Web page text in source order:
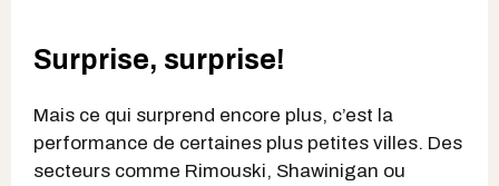
Surprise, surprise!
Mais ce qui surprend encore plus, c’est la
performance de certaines plus petites villes. Des
secteurs comme Rimouski, Shawinigan ou